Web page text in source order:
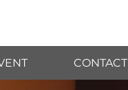
CONTACT